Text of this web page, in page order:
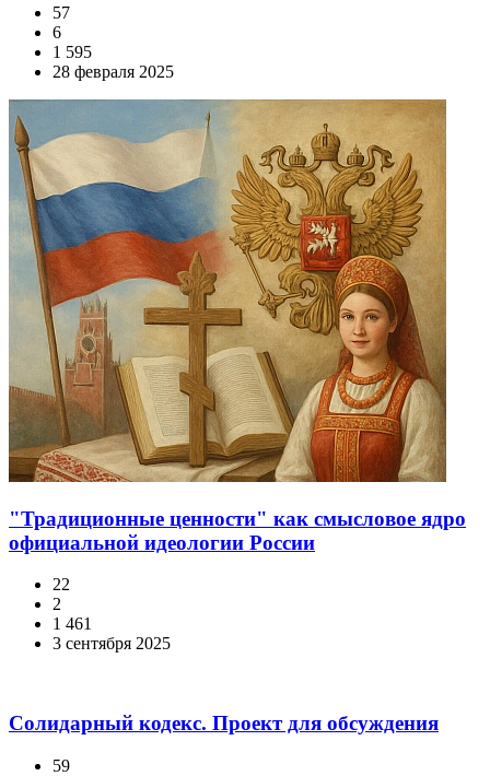
57
6
1 595
28 февраля 2025
"Традиционные ценности" как смысловое ядро
официальной идеологии России
22
2
1 461
3 сентября 2025
Солидарный кодекс. Проект для обсуждения
59